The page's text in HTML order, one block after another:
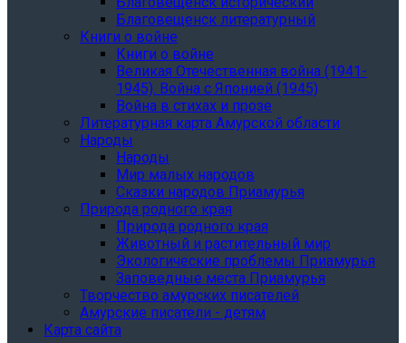
Благовещенск литературный
Книги о войне
Книги о войне
Великая Отечественная война (1941-
1945). Война с Японией (1945)
Война в стихах и прозе
Литературная карта Амурской области
Народы
Народы
Мир малых народов
Сказки народов Приамурья
Природа родного края
Природа родного края
Животный и растительный мир
Экологические проблемы Приамурья
Заповедные места Приамурья
Творчество амурских писателей
Амурские писатели - детям
Карта сайта